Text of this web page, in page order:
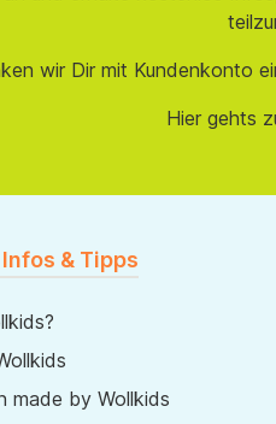
wir Dir mit Kundenkonto
Hier gehts
& Tipps
made by Wollkids